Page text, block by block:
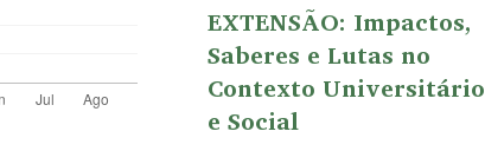
EXTENSÃO: Impactos,
Saberes e Lutas no
Contexto Universitário
e Social